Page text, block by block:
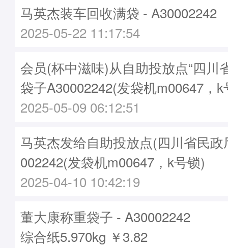
马英杰装车回收满袋 - A30002242
2025-05-22 11:17:54
会员(杯中滋味)从自助投放点“四川
袋子A30002242(发袋机m00647，
2025-05-09 06:12:51
马英杰发给自助投放点(四川省民
002242(发袋机m00647，k号锁)
2025-04-10 10:42:19
董大康称重袋子 - A30002242
综合纸5.970kg ￥3.82